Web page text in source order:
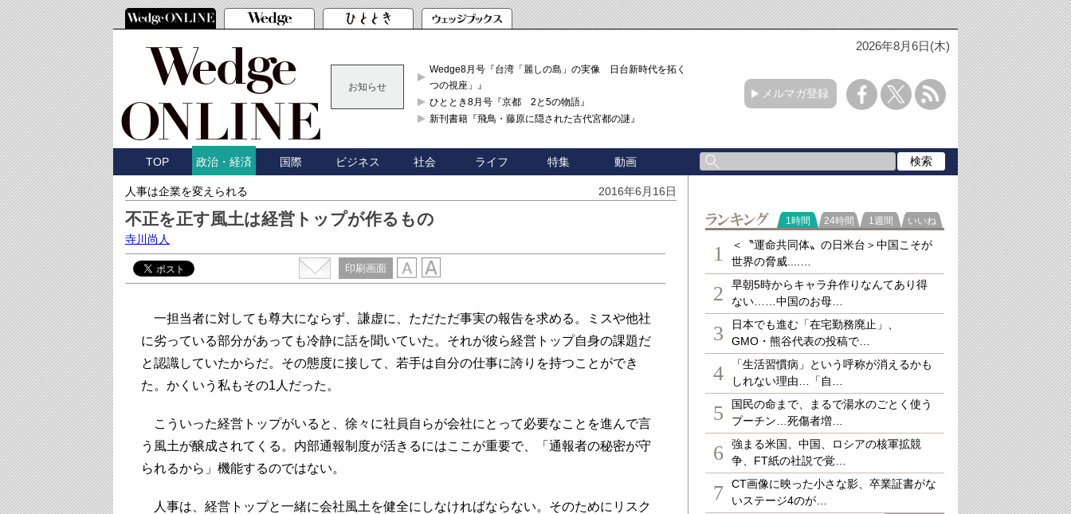
2026年8月6日(木)
お知らせ
Wedge8月号『台湾「麗しの島」の実像 日台新時代を拓く「3
つの視座」』
ひととき8月号『京都 2と5の物語』
新刊書籍『飛鳥・藤原に隠された古代宮都の謎』
メルマガ登録
TOP 政治・経済 国際 ビジネス 社会 ライフ 特集 動画
人事は企業を変えられる 2016年6月16日
不正を正す風土は経営トップが作るもの
寺川尚人
印刷画面
一担当者に対しても尊大にならず、謙虚に、ただただ事実の報告を求める。ミスや他社
に劣っている部分があっても冷静に話を聞いていた。それが彼ら経営トップ自身の課題だ
と認識していたからだ。その態度に接して、若手は自分の仕事に誇りを持つことができ
た。かくいう私もその1人だった。
こういった経営トップがいると、徐々に社員自らが会社にとって必要なことを進んで言
う風土が醸成されてくる。内部通報制度が活きるにはここが重要で、「通報者の秘密が守
られるから」機能するのではない。
人事は、経営トップと一緒に会社風土を健全にしなければならない。そのためにリスク
ランキング
1時間 24時間 1週間 いいね
1
＜〝運命共同体〟の日米台＞中国こそが
世界の脅威....…
2
早朝5時からキャラ弁作りなんてあり得
ない……中国のお母…
3
日本でも進む「在宅勤務廃止」、
GMO・熊谷代表の投稿で…
4
「生活習慣病」という呼称が消えるかも
しれない理由…「自…
5
国民の命まで、まるで湯水のごとく使う
プーチン…死傷者増…
6
強まる米国、中国、ロシアの核軍拡競
争、FT紙の社説で覚…
7
CT画像に映った小さな影、卒業証書がな
いステージ4のが…